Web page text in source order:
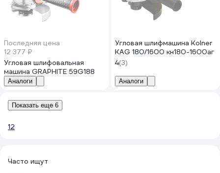
Последняя цена
12 377 ₽
Угловая шлифовальная
машина GRAPHITE 59G188
Аналоги
Угловая шлифмашина Kolner
KAG 180/1600 кн180-1600аг
4(3)
Аналоги
Показать еще 6
12
Часто ищут